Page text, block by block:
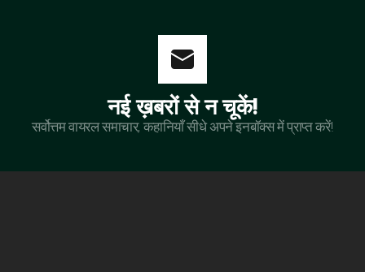
नई ख़बरों से न चूकें!
सर्वोत्तम वायरल समाचार, कहानियाँ सीधे अपने इनबॉक्स में प्राप्त करें!